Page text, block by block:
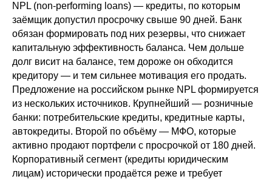
NPL (non-performing loans) — кредиты, по которым
заёмщик допустил просрочку свыше 90 дней. Банк
обязан формировать под них резервы, что снижает
капитальную эффективность баланса. Чем дольше
долг висит на балансе, тем дороже он обходится
кредитору — и тем сильнее мотивация его продать.
Предложение на российском рынке NPL формируется
из нескольких источников. Крупнейший — розничные
банки: потребительские кредиты, кредитные карты,
автокредиты. Второй по объёму — МФО, которые
активно продают портфели с просрочкой от 180 дней.
Корпоративный сегмент (кредиты юридическим
лицам) исторически продаётся реже и требует